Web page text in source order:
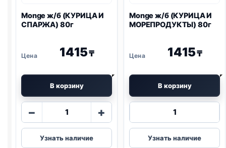
Monge ж/б (КУРИЦА И
СПАРЖА) 80г
1415₸
В корзину
−
Количество
Monge
ж/
+
Узнать наличие
Monge ж/б (КУРИЦА И
МОРЕПРОДУКТЫ) 80г
1415₸
В корзину
Количество
Monge
ж/
Узнать наличие